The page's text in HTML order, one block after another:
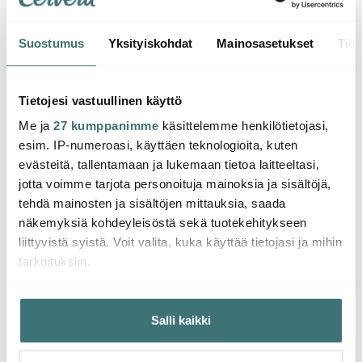
Suostumus Yksityiskohdat Mainosasetukset
Tietojesi vastuullinen käyttö
Me ja 27 kumppanimme käsittelemme henkilötietojasi,
esim. IP-numeroasi, käyttäen teknologioita, kuten
evästeitä, tallentamaan ja lukemaan tietoa laitteeltasi,
jotta voimme tarjota personoituja mainoksia ja sisältöjä,
tehdä mainosten ja sisältöjen mittauksia, saada
näkemyksiä kohdeyleisöstä sekä tuotekehitykseen
liittyvistä syistä. Voit valita, kuka käyttää tietojasi ja mihin
tarkoituksiin.
Jos sallit, haluamme myös tehdä seuraavia:
Kerätä tietoja maantieteellisestä sijainnistasi,
mahdollisesti muutaman metrin tarkkuudella
Salli kaikki
Wood Veitsisetti 2 osaa
319.00 €
Saatavilla
cm
104.91 € 149.01 €
Saatavilla
Saatat pitää myös näistä